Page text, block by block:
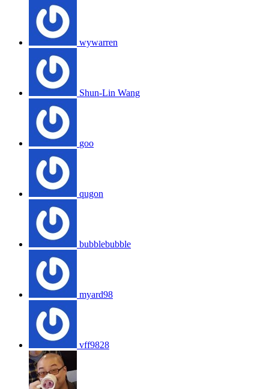
wywarren
Shun-Lin Wang
goo
qugon
bubblebubble
myard98
vff9828